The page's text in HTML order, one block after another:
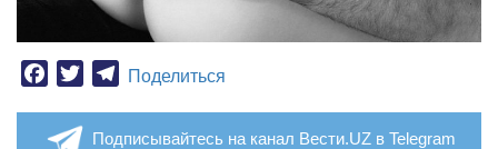
Facebook
TwitterTelegram
Поделиться
Подписывайтесь на канал Вести.UZ в Telegram